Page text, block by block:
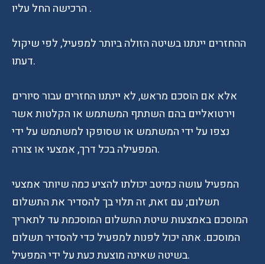
הרכישה החל עליו .
ההחזרים יינתנו בשיטה הזולה ביותר למפעיל, לפי שיקול
דעתו.
אלא אם הוסכם מראש, לא יינתנו החזרים עבור סיורים
וירטואליים בהם השתתף המשתמש או הקלטות אשר
נצפו על ידי המשתמש או שסופקו למשתמש על ידי
המפעילה בכל דרך, אמצעי או צורה.
המפעיל עושה כמיטב יכולתו להציע כמה שיותר אמצעי
תשלום; עם זאת, זה תלוי בך להסדיר את התשלום
המוסכם באמצעות שיטת התשלום המוסכמת עד לתאריך
המוסכם. אתה יכול לפנות למפעיל כדי להסדיר תשלום
בשיטה שאינה מוצעת כעת על ידי המפעיל.